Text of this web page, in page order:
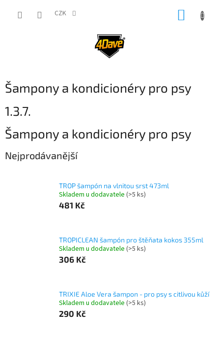
CZK
Šampony a kondicionéry pro psy
1.3.7.
Šampony a kondicionéry pro psy
Nejprodávanější
TROP šampón na vlnitou srst 473ml
Skladem u dodavatele (>5 ks)
481 Kč
TROPICLEAN šampón pro štěňata kokos 355ml
Skladem u dodavatele (>5 ks)
306 Kč
TRIXIE Aloe Vera šampon - pro psy s citlivou kůží
Skladem u dodavatele (>5 ks)
290 Kč